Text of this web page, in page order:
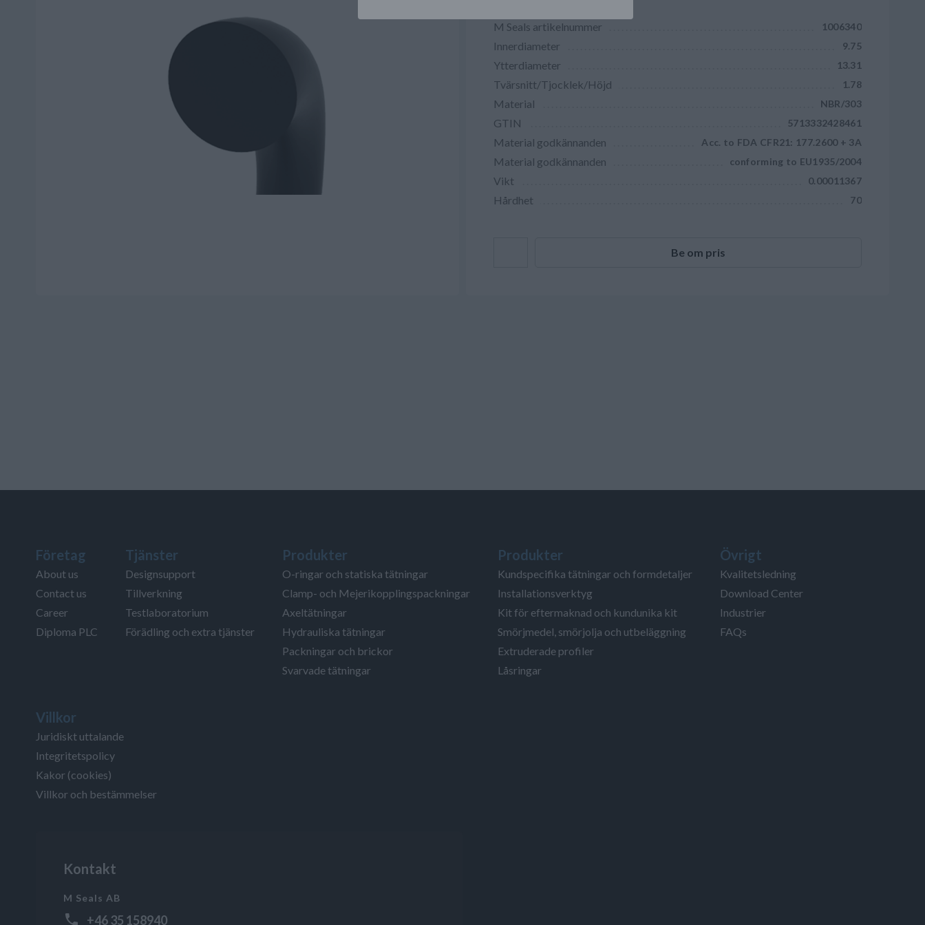
M Seals artikelnummer 1006340
Innerdiameter 9.75
Ytterdiameter 13.31
Tvärsnitt/Tjocklek/Höjd 1.78
Material NBR/303
GTIN 5713332428461
Material godkännanden Acc. to FDA CFR21: 177.2600 + 3A
Material godkännanden conforming to EU1935/2004
Vikt 0.00011367
Hårdhet 70
Be om pris
Företag
About us
Contact us
Career
Diploma PLC
Tjänster
Designsupport
Tillverkning
Testlaboratorium
Förädling och extra tjänster
Produkter
O-ringar och statiska tätningar
Clamp- och Mejerikopplingspackningar
Axeltätningar
Hydrauliska tätningar
Packningar och brickor
Svarvade tätningar
Produkter
Kundspecifika tätningar och formdetaljer
Installationsverktyg
Kit för eftermaknad och kundunika kit
Smörjmedel, smörjolja och utbeläggning
Extruderade profiler
Låsringar
Övrigt
Kvalitetsledning
Download Center
Industrier
FAQs
Villkor
Juridiskt uttalande
Integritetspolicy
Kakor (cookies)
Villkor och bestämmelser
Kontakt
M Seals AB
+46 35 158940